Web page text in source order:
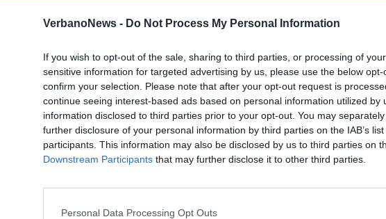
VerbanoNews - Do Not Process My Personal Information
If you wish to opt-out of the sale, sharing to third parties, or processing of
sensitive information for targeted advertising by us, please use the below
confirm your selection. Please note that after your opt-out request is
continue seeing interest-based ads based on personal information utilized by
information disclosed to third parties prior to your opt-out. You may
further disclosure of your personal information by third parties on the IAB’s
participants. This information may also be disclosed by us to third parties on
Downstream Participants that may further disclose it to other third parties.
Personal Data Processing Opt Outs
Guarda l'archivio